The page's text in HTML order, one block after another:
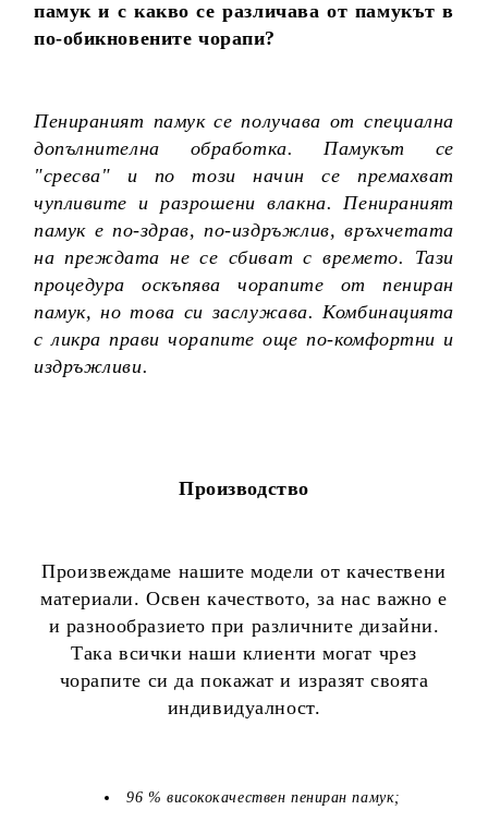
памук и с какво се различава от памукът в
по-обикновените чорапи?
Пенираният памук се получава от специална
допълнителна обработка. Памукът се
"сресва" и по този начин се премахват
чупливите и разрошени влакна. Пенираният
памук е по-здрав, по-издръжлив, връхчетата
на преждата не се сбиват с времето. Тази
процедура оскъпява чорапите от пениран
памук, но това си заслужава. Комбинацията
с ликра прави чорапите още по-комфортни и
издръжливи.
Производство
Произвеждаме нашите модели от качествени
материали. Освен качеството, за нас важно е
и разнообразието при различните дизайни.
Така всички наши клиенти могат чрез
чорапите си да покажат и изразят своята
индивидуалност.
96 % висококачествен пениран памук;